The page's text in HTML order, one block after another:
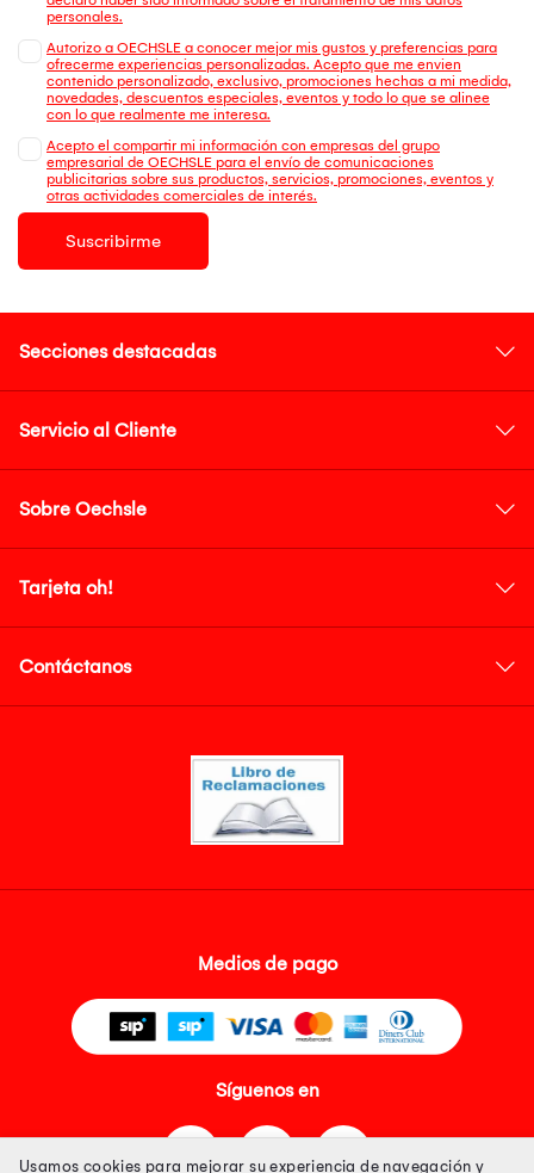
personales.
Autorizo a OECHSLE a conocer mejor mis gustos y preferencias para
ofrecerme experiencias personalizadas. Acepto que me envien
contenido personalizado, exclusivo, promociones hechas a mi medida,
novedades, descuentos especiales, eventos y todo lo que se alinee
con lo que realmente me interesa.
Acepto el compartir mi información con empresas del grupo
empresarial de OECHSLE para el envío de comunicaciones
publicitarias sobre sus productos, servicios, promociones, eventos y
otras actividades comerciales de interés.
Suscribirme
Secciones destacadas
Servicio al Cliente
Sobre Oechsle
Tarjeta oh!
Contáctanos
Medios de pago
Síguenos en
Usamos cookies para mejorar su experiencia de navegación y